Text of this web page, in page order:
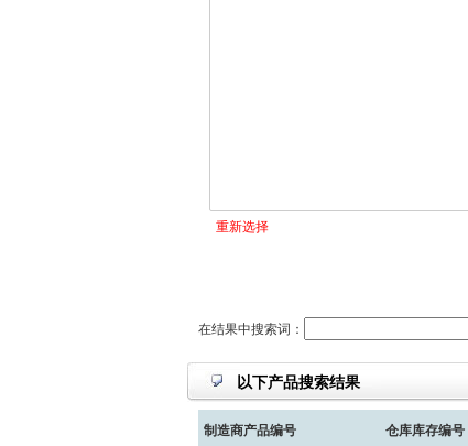
重新选择
在结果中搜索词：
以下产品搜索结果
制造商产品编号 仓库库存编号